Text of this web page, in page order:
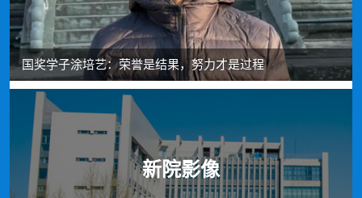
国奖学子涂培艺：荣誉是结果，努力才是过程
新院影像